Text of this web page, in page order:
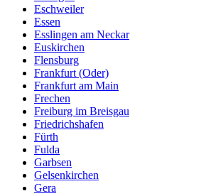
Eschweiler
Essen
Esslingen am Neckar
Euskirchen
Flensburg
Frankfurt (Oder)
Frankfurt am Main
Frechen
Freiburg im Breisgau
Friedrichshafen
Fürth
Fulda
Garbsen
Gelsenkirchen
Gera